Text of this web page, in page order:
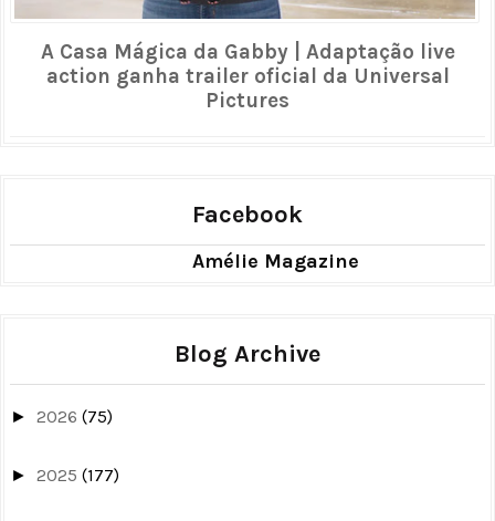
A Casa Mágica da Gabby | Adaptação live
action ganha trailer oficial da Universal
Pictures
Facebook
Amélie Magazine
Blog Archive
► 2026 (75)
► 2025 (177)